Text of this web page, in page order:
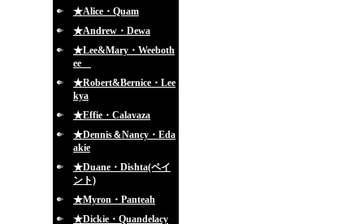
★Alice・Quam
★Andrew・Dewa
★Lee&Mary・Weeboth
ee
★Robert&Bernice・Lee
kya
★Effie・Calavaza
★Dennis＆Nancy・Eda
akie
★Duane・Dishta(ペイ
ント)
★Myron・Panteah
★Dickie・Quandelacy